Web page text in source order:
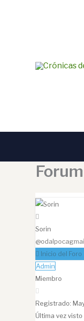
Forum
Sorin
Inicio del Foro
Admin
Miembro
Registrado:
Última vez visto